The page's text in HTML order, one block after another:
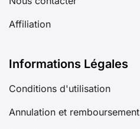
Affiliation
Informations Légales
Conditions d'utilisation
Annulation et remboursement